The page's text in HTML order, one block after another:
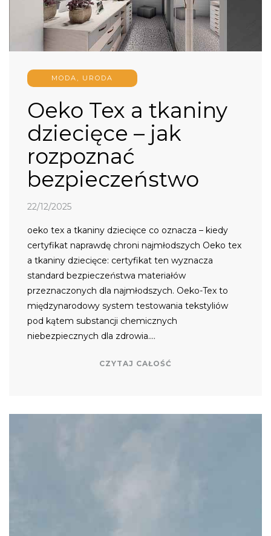
MODA, URODA
Oeko Tex a tkaniny
dziecięce – jak
rozpoznać
bezpieczeństwo
22/12/2025
oeko tex a tkaniny dziecięce co oznacza – kiedy
certyfikat naprawdę chroni najmłodszych Oeko tex
a tkaniny dziecięce: certyfikat ten wyznacza
standard bezpieczeństwa materiałów
przeznaczonych dla najmłodszych. Oeko-Tex to
międzynarodowy system testowania tekstyliów
pod kątem substancji chemicznych
niebezpiecznych dla zdrowia….
CZYTAJ CAŁOŚĆ